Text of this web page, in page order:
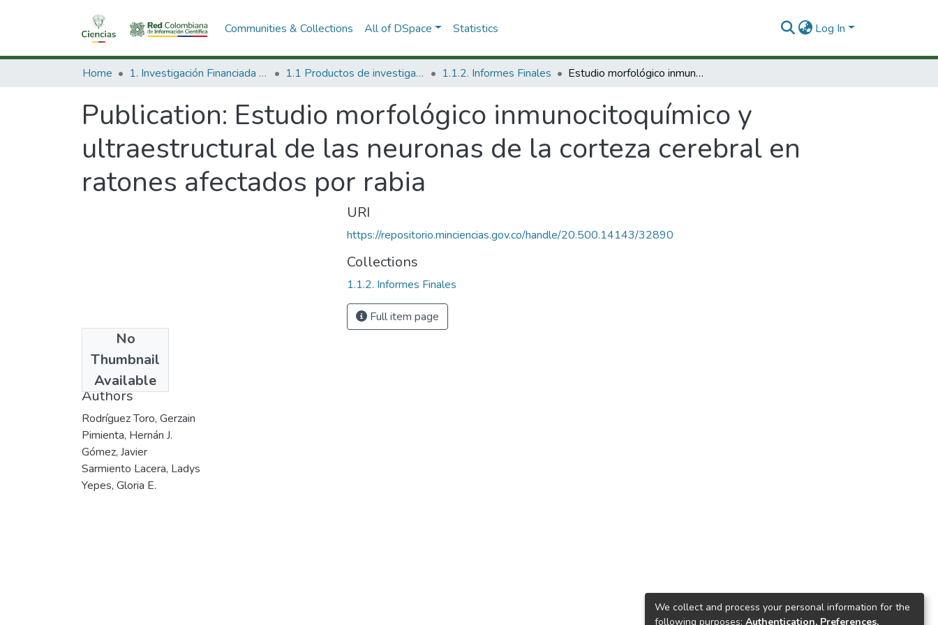
Communities & Collections All of DSpace Statistics Log In
Home 1. Investigación Financiada con Recursos Públicos 1.1 Productos de investigación 1.1.2. Informes Finales Estudio morfológico inmunocitoquímico y ultraestructural de las neuronas de la corteza cerebral en ratones afectados por rabia
Publication: Estudio morfológico inmunocitoquímico y
ultraestructural de las neuronas de la corteza cerebral en
ratones afectados por rabia
No
Thumbnail
Available
2004
Authors
Rodríguez Toro, Gerzain
Pimienta, Hernán J.
Gómez, Javier
Sarmiento Lacera, Ladys
Yepes, Gloria E.
URI
https://repositorio.minciencias.gov.co/handle/20.500.14143/32890
Collections
1.1.2. Informes Finales
Full item page
We collect and process your personal information for the
following purposes: Authentication, Preferences,